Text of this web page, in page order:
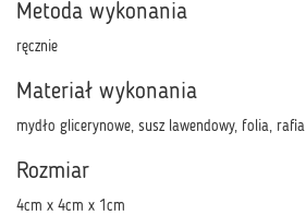
Metoda wykonania
ręcznie
Materiał wykonania
mydło glicerynowe, susz lawendowy, folia, rafia
Rozmiar
4cm x 4cm x 1cm